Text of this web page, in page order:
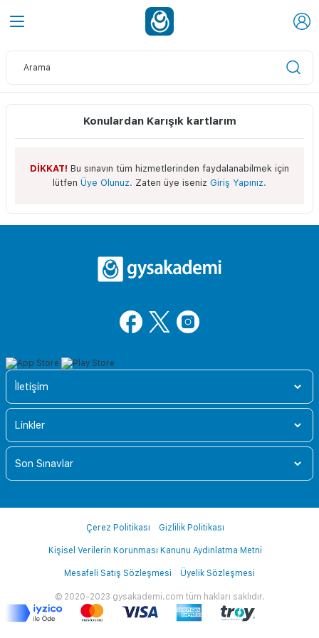
Konulardan Karışık kartlarım
DİKKAT! Bu sınavın tüm hizmetlerinden faydalanabilmek için
lütfen Üye Olunuz. Zaten üye iseniz Giriş Yapınız.
İletişim
Linkler
Son Sınavlar
© 2020-2023 gysakademi.com tüm hakları saklıdır.
Çerez Politikası Gizlilik Politikası
Kişisel Verilerin Korunması Kanunu Aydınlatma Metni
Mesafeli Satış Sözleşmesi Üyelik Sözleşmesi